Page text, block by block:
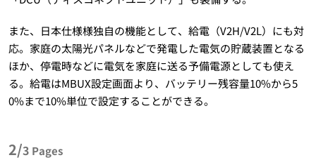
また、日本仕様様独自の機能として、給電（V2H/V2L）にも対
応。家庭の太陽光パネルなどで発電した電気の貯蔵装置となる
ほか、停電時などに電気を家庭に送る予備電源としても使え
る。給電はMBUX設定画面より、バッテリー残容量10%から5
0%まで10%単位で設定することができる。
2/3 Pages